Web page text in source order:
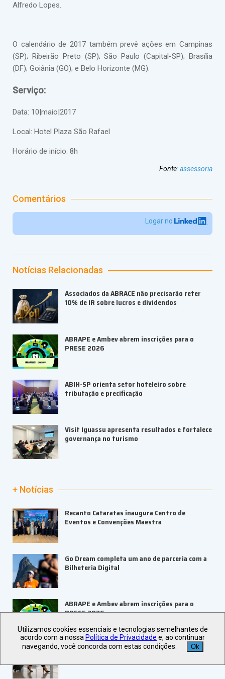
Alfredo Lopes.
O calendário de 2017 também prevê ações em Campinas
(SP); Ribeirão Preto (SP); São Paulo (Capital-SP); Brasília
(DF); Goiânia (GO); e Belo Horizonte (MG).
Serviço:
Data: 10|maio|2017
Local: Hotel Plaza São Rafael
Horário de início: 8h
Fonte:assessoria
Comentários
Logar no
Notícias Relacionadas
Associados da ABRACE não precisarão reter
10% de IR sobre lucros e dividendos
ABRAPE e Ambev abrem inscrições para o
PRESE 2026
ABIH-SP orienta setor hoteleiro sobre
tributação e precificação
Visit Iguassu apresenta resultados e fortalece
governança no turismo
+ Notícias
Recanto Cataratas inaugura Centro de
Eventos e Convenções Maestra
Go Dream completa um ano de parceria com a
Bilheteria Digital
ABRAPE e Ambev abrem inscrições para o
PRESE 2026
ALAGEV aponta tendências para viagens
Utilizamos cookies essenciais e tecnologias semelhantes de
acordo com a nossa Política de Privacidade e, ao continuar
navegando, você concorda com estas condições.
Ok